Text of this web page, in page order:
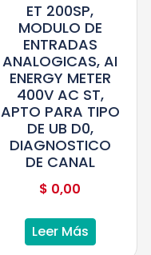
ET 200SP,
MODULO DE
ENTRADAS
ANALOGICAS, AI
ENERGY METER
400V AC ST,
APTO PARA TIPO
DE UB D0,
DIAGNOSTICO
DE CANAL
$ 0,00
Leer Más